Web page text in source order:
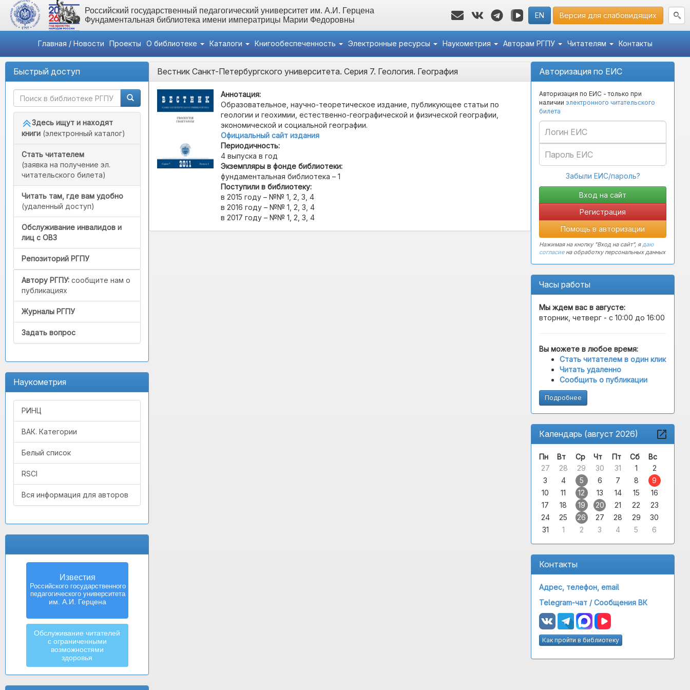
Российский государственный педагогический университет им. А.И. Герцена
Фундаментальная библиотека имени императрицы Марии Федоровны
EN Версия для слабовидящих
Главная / Новости Проекты О библиотеке Каталоги Книгообеспеченность Электронные ресурсы Наукометрия Авторам РГПУ Читателям Контакты
Быстрый доступ
Здесь ищут и находят
книги (электронный каталог)
Стать читателем
(заявка на получение эл.
читательского билета)
Читать там, где вам удобно
(удаленный доступ)
Обслуживание инвалидов и
лиц с ОВЗ
Репозиторий РГПУ
Автору РГПУ: сообщите нам о
публикациях
Журналы РГПУ
Задать вопрос
Наукометрия
РИНЦ
ВАК. Категории
Белый список
RSCI
Вся информация для авторов
Известия
Российского государственного
педагогического университета
им. А.И. Герцена
Обслуживание читателей
с ограниченными
возможностями
здоровья
Авторизация по ЕИС
Авторизация по ЕИС - только при
наличии электронного читательского
билета
Забыли ЕИС/пароль?
Регистрация
Помощь в авторизации
Нажимая на кнопку "Вход на сайт", ядаю
согласиена обработку персональных данных
Часы работы
Мы ждем вас в августе:
вторник, четверг - с 10:00 до 16:00
Вы можете в любое время:
Стать читателем в один клик
Читать удаленно
Сообщить о публикации
Подробнее
Календарь (август 2026)
Пн Вт Ср Чт Пт Сб
Вс
27
28 29 30 31 1
2
3
4 5 6 7 8
9
10
11 12 13 14 15
16
17
18 19 20 21 22
23
24
25 26 27 28 29
30
31
1 2 3 4 5 6
Контакты
Адрес, телефон, email
Telegram-чат /Сообщения ВК
Как пройти в библиотеку
Вестник Санкт-Петербургского университета. Серия 7. Геология. География
Аннотация:
Образовательное, научно-теоретическое издание, публикующее статьи по
геологии и геохимии, естественно-географической и физической географии,
экономической и социальной географии.
Официальный сайт издания
Периодичность:
4 выпуска в год
Экземпляры в фонде библиотеки:
фундаментальная библиотека – 1
Поступили в библиотеку:
в 2015 году – №№ 1, 2, 3, 4
в 2016 году – №№ 1, 2, 3, 4
в 2017 году – №№ 1, 2, 3, 4